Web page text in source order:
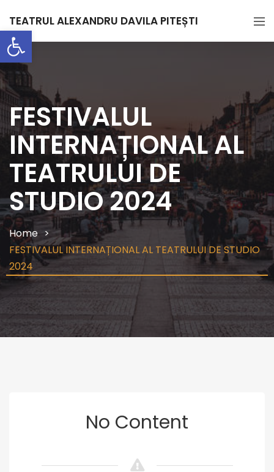
Deschide bara de unelte
TEATRUL ALEXANDRU DAVILA PITEȘTI
FESTIVALUL
INTERNAȚIONAL AL
TEATRULUI DE
STUDIO 2024
Home
FESTIVALUL INTERNAȚIONAL AL TEATRULUI DE STUDIO
2024
No Content